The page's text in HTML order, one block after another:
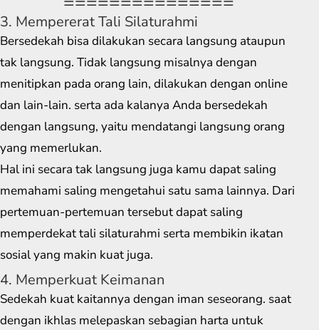
3. Mempererat Tali Silaturahmi
Bersedekah bisa dilakukan secara langsung ataupun
tak langsung. Tidak langsung misalnya dengan
menitipkan pada orang lain, dilakukan dengan online
dan lain-lain. serta ada kalanya Anda bersedekah
dengan langsung, yaitu mendatangi langsung orang
yang memerlukan.
Hal ini secara tak langsung juga kamu dapat saling
memahami saling mengetahui satu sama lainnya. Dari
pertemuan-pertemuan tersebut dapat saling
memperdekat tali silaturahmi serta membikin ikatan
sosial yang makin kuat juga.
4. Memperkuat Keimanan
Sedekah kuat kaitannya dengan iman seseorang. saat
dengan ikhlas melepaskan sebagian harta untuk